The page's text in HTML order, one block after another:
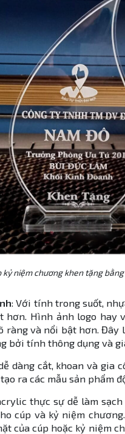
kỷ niệm chương khen tặng
: Với tính trong suốt,
Hình ảnh logo hay
ràng và nổi bật hơn.
bởi tính thông dụng và
dàng cắt, khoan và gia
ra các mẫu sản phẩm
thực sự dễ làm
cúp và kỷ niệm
của cúp hoặc kỷ niệm